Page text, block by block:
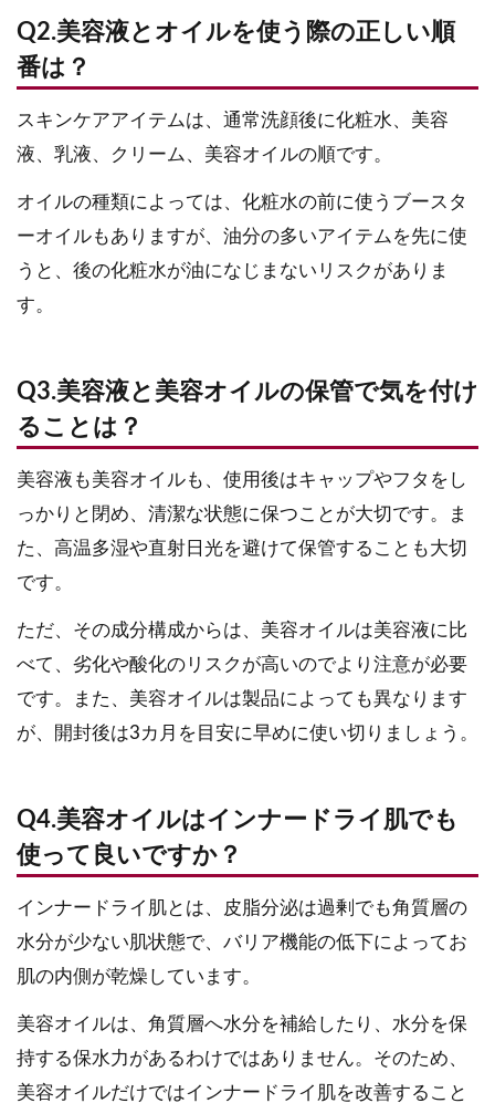
Q2.美容液とオイルを使う際の正しい順
番は？
スキンケアアイテムは、通常洗顔後に化粧水、美容
液、乳液、クリーム、美容オイルの順です。
オイルの種類によっては、化粧水の前に使うブースタ
ーオイルもありますが、油分の多いアイテムを先に使
うと、後の化粧水が油になじまないリスクがありま
す。
Q3.美容液と美容オイルの保管で気を付け
ることは？
美容液も美容オイルも、使用後はキャップやフタをし
っかりと閉め、清潔な状態に保つことが大切です。ま
た、高温多湿や直射日光を避けて保管することも大切
です。
ただ、その成分構成からは、美容オイルは美容液に比
べて、劣化や酸化のリスクが高いのでより注意が必要
です。また、美容オイルは製品によっても異なります
が、開封後は3カ月を目安に早めに使い切りましょう。
Q4.美容オイルはインナードライ肌でも
使って良いですか？
インナードライ肌とは、皮脂分泌は過剰でも角質層の
水分が少ない肌状態で、バリア機能の低下によってお
肌の内側が乾燥しています。
美容オイルは、角質層へ水分を補給したり、水分を保
持する保水力があるわけではありません。そのため、
美容オイルだけではインナードライ肌を改善すること